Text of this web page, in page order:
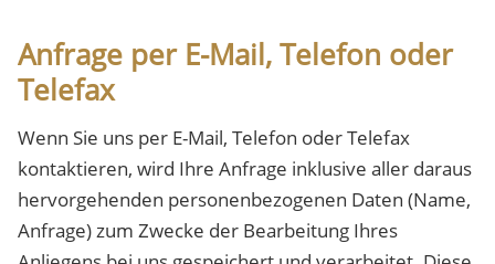
Anfrage per E-Mail, Telefon oder
Telefax
Wenn Sie uns per E-Mail, Telefon oder Telefax
kontaktieren, wird Ihre Anfrage inklusive aller daraus
hervorgehenden personenbezogenen Daten (Name,
Anfrage) zum Zwecke der Bearbeitung Ihres